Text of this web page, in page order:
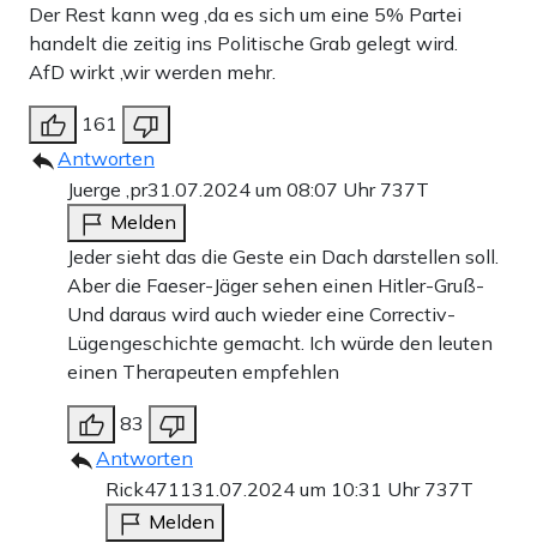
Der Rest kann weg ,da es sich um eine 5% Partei
handelt die zeitig ins Politische Grab gelegt wird.
AfD wirkt ,wir werden mehr.
161
Antworten
Juerge ,pr31.07.2024 um 08:07 Uhr 737T
Melden
Jeder sieht das die Geste ein Dach darstellen soll.
Aber die Faeser-Jäger sehen einen Hitler-Gruß-
Und daraus wird auch wieder eine Correctiv-
Lügengeschichte gemacht. Ich würde den leuten
einen Therapeuten empfehlen
83
Antworten
Rick471131.07.2024 um 10:31 Uhr 737T
Melden